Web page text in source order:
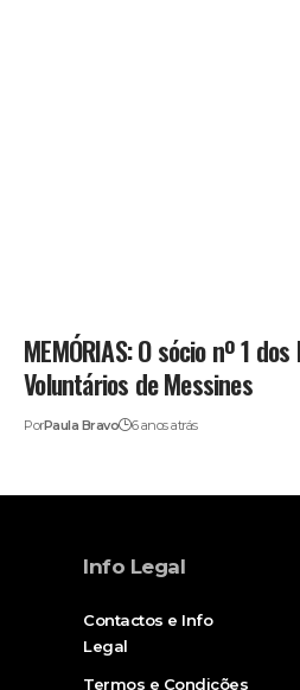
MEMÓRIAS: O sócio nº 1
Voluntários de Messines
PorPaula Bravo 6 anos atrás
Info Legal
Contactos e Info
Legal
Termos e Condições